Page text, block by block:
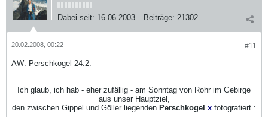
Dabei seit: 16.06.2003 Beiträge: 21302
#11
20.02.2008, 00:22
AW: Perschkogel 24.2.
Ich glaub, ich hab - eher zufällig - am Sonntag von Rohr im Gebirge
aus unser Hauptziel,
den zwischen Gippel und Göller liegenden Perschkogel x fotografiert :